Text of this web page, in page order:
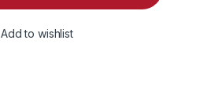
Add to wishlist